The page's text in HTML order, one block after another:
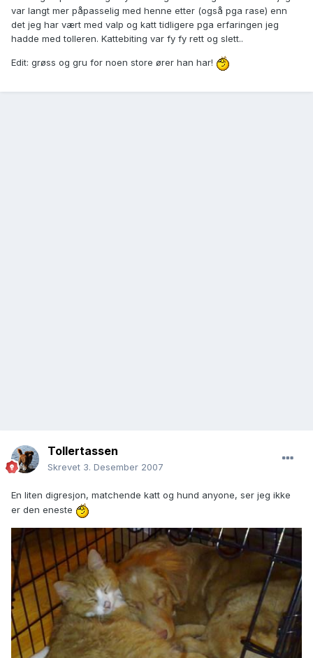
var langt mer påpasselig med henne etter (også pga rase) enn
det jeg har vært med valp og katt tidligere pga erfaringen jeg
hadde med tolleren. Kattebiting var fy fy rett og slett..
Edit: grøss og gru for noen store ører han har!
Tollertassen
Skrevet 3. Desember 2007
En liten digresjon, matchende katt og hund anyone, ser jeg ikke
er den eneste